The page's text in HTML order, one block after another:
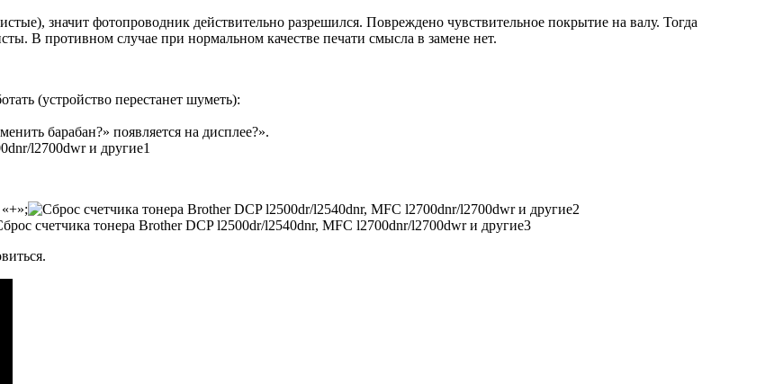
значит фотопроводник действительно разрешился. Повреждено чувствительное покрытие на валу. Тогда
В противном случае при нормальном качестве печати смысла в замене нет.
(устройство перестанет шуметь):
барабан?» появляется на дисплее?».